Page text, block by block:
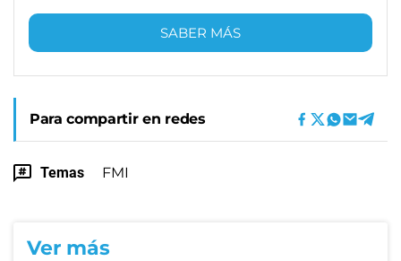
SABER MÁS
Para compartir en redes
Temas FMI
Ver más